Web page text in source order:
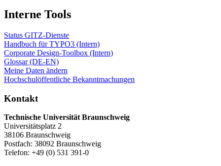
Interne Tools
Status GITZ-Dienste
Handbuch für TYPO3 (Intern)
Corporate Design-Toolbox (Intern)
Glossar (DE-EN)
Meine Daten ändern
Hochschulöffentliche Bekanntmachungen
Kontakt
Technische Universität Braunschweig
Universitätsplatz 2
38106 Braunschweig
Postfach: 38092 Braunschweig
Telefon: +49 (0) 531 391-0